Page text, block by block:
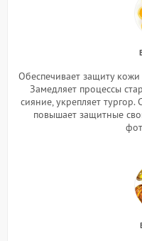
Обеспечивает защиту
Замедляет процессы
сияние, укрепляет тургор.
повышает защитные